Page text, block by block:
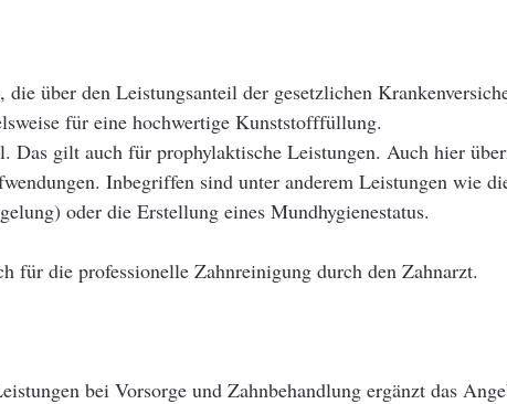
über den Leistungsanteil der gesetzlichen
für eine hochwertige Kunststofffüllung.
Das gilt auch für prophylaktische Leistungen. Auch hier
Inbegriffen sind unter anderem Leistungen wie
oder die Erstellung eines Mundhygienestatus.
für die professionelle Zahnreinigung durch den Zahnarzt.
bei Vorsorge und Zahnbehandlung ergänzt das